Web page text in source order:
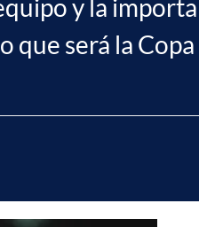
y la
que será la